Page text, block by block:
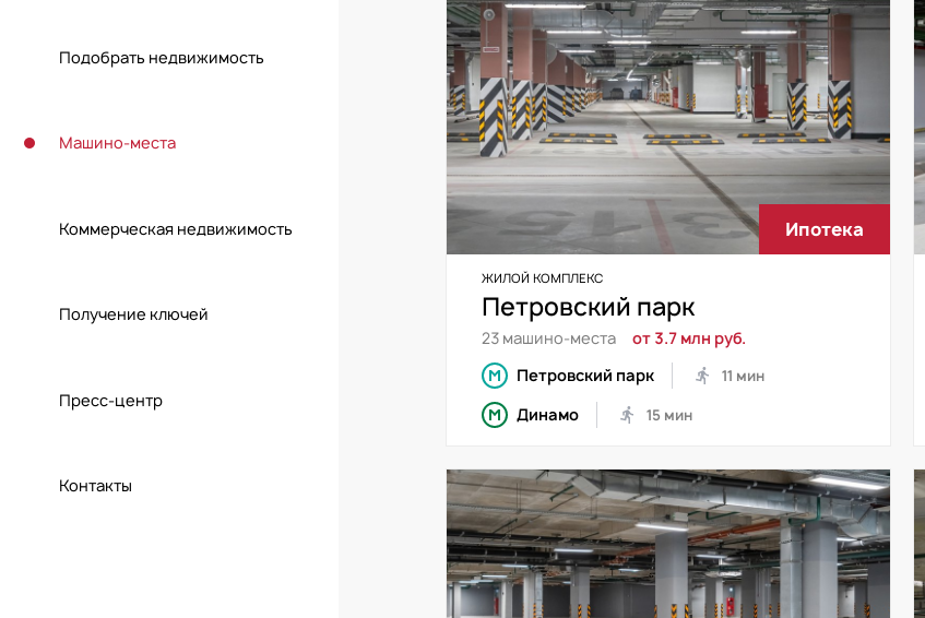
Подобрать недвижимость
Машино-места
Коммерческая недвижимость
Получение ключей
Пресс-центр
Контакты
Ипотека
ЖИЛОЙ КОМПЛЕКС
Петровский парк
23 машино-места
от 3.7 млн руб.
Петровский парк
11 мин
Динамо 15 мин